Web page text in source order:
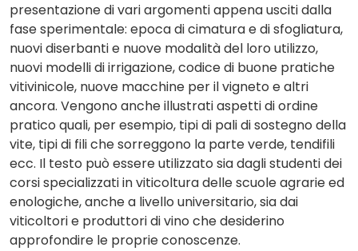
presentazione di vari argomenti appena usciti dalla
fase sperimentale: epoca di cimatura e di sfogliatura,
nuovi diserbanti e nuove modalità del loro utilizzo,
nuovi modelli di irrigazione, codice di buone pratiche
vitivinicole, nuove macchine per il vigneto e altri
ancora. Vengono anche illustrati aspetti di ordine
pratico quali, per esempio, tipi di pali di sostegno della
vite, tipi di fili che sorreggono la parte verde, tendifili
ecc. Il testo può essere utilizzato sia dagli studenti dei
corsi specializzati in viticoltura delle scuole agrarie ed
enologiche, anche a livello universitario, sia dai
viticoltori e produttori di vino che desiderino
approfondire le proprie conoscenze.